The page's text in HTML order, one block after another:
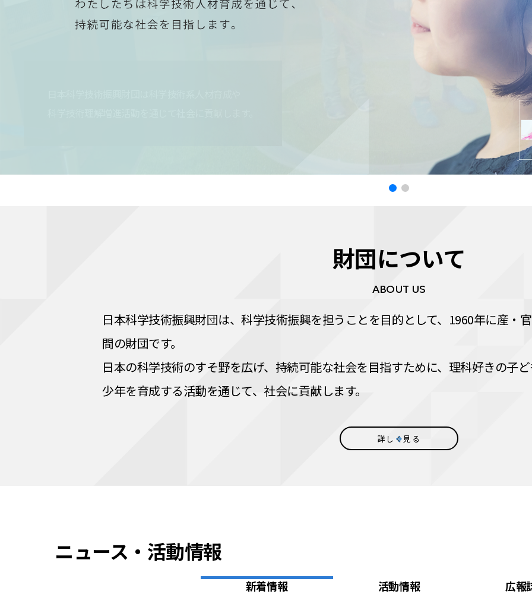
財団について
ABOUT US
日本科学技術振興財団は、科学技術振興を担うことを目的として、1960年に産・
間の財団です。
日本の科学技術のすそ野を広げ、持続可能な社会を目指すために、理科好きの子
少年を育成する活動を通じて、社会に貢献します。
詳しく見る
ニュース・活動情報
新着情報 活動情報 広報